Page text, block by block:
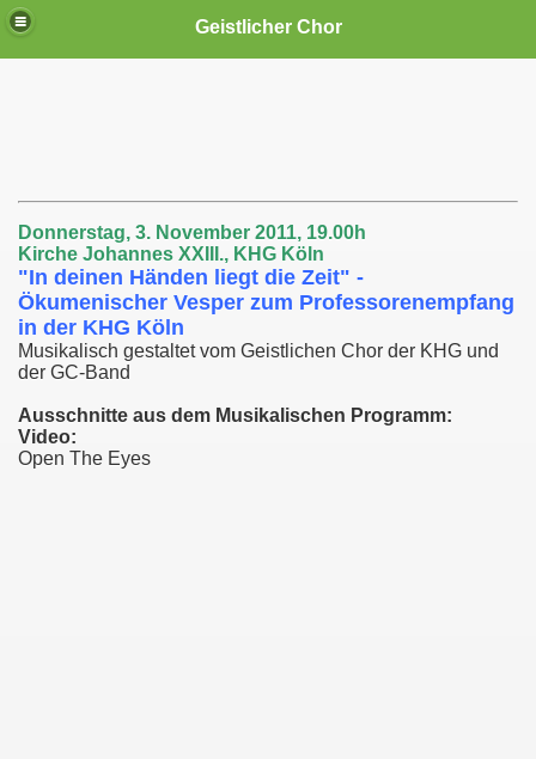
Geistlicher Chor
Donnerstag, 3. November 2011, 19.00h
Kirche Johannes XXIII., KHG Köln
"In deinen Händen liegt die Zeit" -
Ökumenischer Vesper zum Professorenempfang
in der KHG Köln
Musikalisch gestaltet vom Geistlichen Chor der KHG und
der GC-Band
Ausschnitte aus dem Musikalischen Programm:
Video:
Open The Eyes